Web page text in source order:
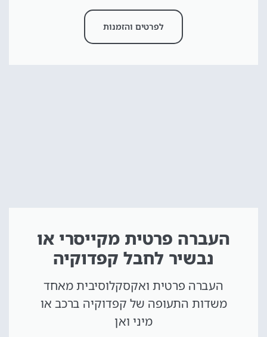
לפרטים והזמנות
העברה פרטית מקייסרי או
נבשיר לחבל קפדוקיה
העברה פרטית ואקסקלוסיבית מאחד
משדות התעופה של קפדוקיה ברכב או
מיני ואן